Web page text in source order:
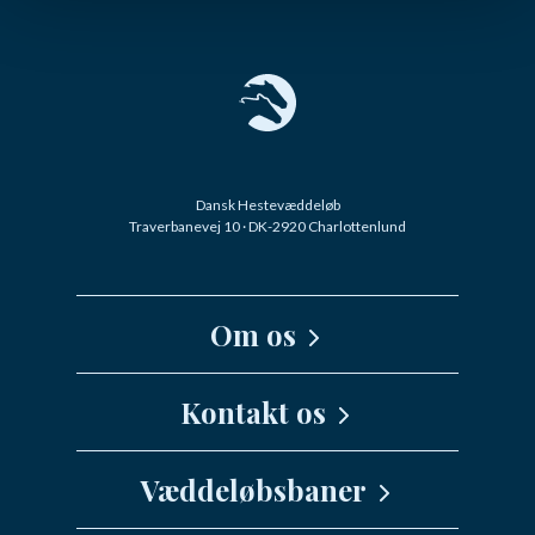
Dansk Hestevæddeløb
Traverbanevej 10 · DK-2920 Charlottenlund
Om os
Kontakt os
info@danskhv.dk
Væddeløbsbaner